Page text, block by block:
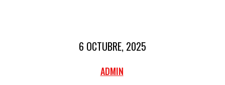
6 OCTUBRE, 2025
ADMIN